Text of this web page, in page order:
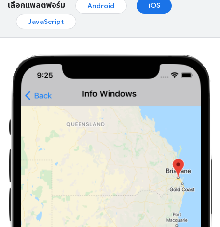
เลือกแพลตฟอร์ม Android
iOS
JavaScript